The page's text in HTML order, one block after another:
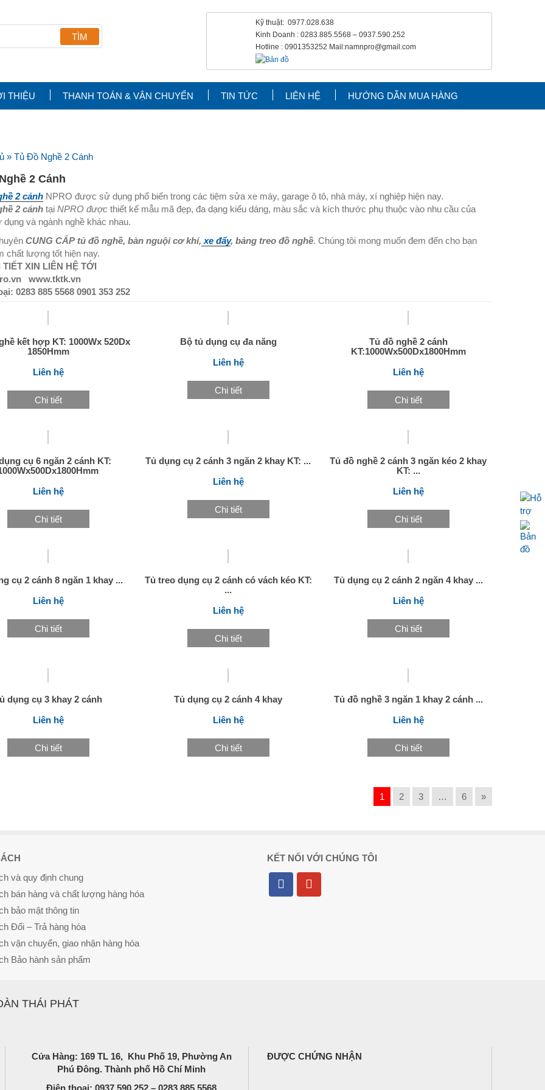
Kỹ thuật: 0977.028.638
Kinh Doanh : 0283.885.5568 – 0937.590.252
Hotline : 0901353252 Mail:namnpro@gmail.com
THIỆU THANH TOÁN & VẬN CHUYỂN TIN TỨC LIÊN HỆ HƯỚNG DẪN MUA HÀNG
» Tủ Đồ Nghề 2 Cánh
2 Cánh
2 cánhNPRO được sử dụng phổ biến trong các tiệm sửa xe máy, garage ô tô, nhà máy, xí nghiệp hiện nay.
2 cánhtại NPRO đượcthiết kế mẫu mã đẹp, đa dạng kiểu dáng, màu sắc và kích thước phụ thuộc vào nhu cầu của
và ngành nghề khác nhau.
CUNG CẤP tủ đồ nghề, bàn nguội cơ khí, xe đẩy, bảng treo đồ nghề. Chúng tôi mong muốn đem đến cho bạn
chất lượng tốt hiện nay.
TIẾT XIN LIÊN HỆ TỚI
www.tktk.vn
0283 885 5568 0901 353 252
kết hợp KT: 1000Wx 520Dx
1850Hmm
Liên hệ
Chi tiết
Bộ tủ dụng cụ đa năng
Liên hệ
Chi tiết
Tủ đồ nghề 2 cánh
KT:1000Wx500Dx1800Hmm
Liên hệ
Chi tiết
cụ 6 ngăn 2 cánh KT:
Liên hệ
Chi tiết
Tủ dụng cụ 2 cánh 3 ngăn 2 khay KT: ...
Liên hệ
Chi tiết
Tủ đồ nghề 2 cánh 3 ngăn kéo 2 khay
KT: ...
Liên hệ
Chi tiết
cụ 2 cánh 8 ngăn 1 khay ...
Liên hệ
Chi tiết
Tủ treo dụng cụ 2 cánh có vách kéo KT:
...
Liên hệ
Chi tiết
Tủ dụng cụ 2 cánh 2 ngăn 4 khay ...
Liên hệ
Chi tiết
dụng cụ 3 khay 2 cánh
Liên hệ
Chi tiết
Tủ dụng cụ 2 cánh 4 khay
Liên hệ
Chi tiết
Tủ đồ nghề 3 ngăn 1 khay 2 cánh ...
Liên hệ
Chi tiết
1 2 3 … 6 »
và quy định chung
bán hàng và chất lượng hàng hóa
bảo mật thông tin
Đổi – Trả hàng hóa
vận chuyển, giao nhận hàng hóa
Bảo hành sản phẩm
KẾT NỐI VỚI CHÚNG TÔI
THÁI PHÁT
Cửa Hàng: 169 TL 16, Khu Phố 19, Phường An
Phú Đông. Thành phố Hồ Chí Minh
ĐƯỢC CHỨNG NHẬN